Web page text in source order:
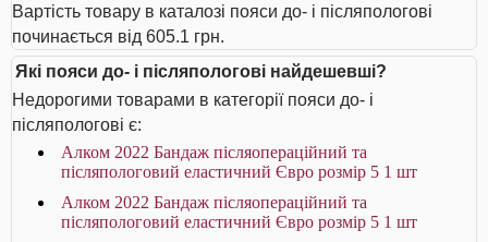
Вартість товару в каталозі пояси до- і післяпологові
починається від 605.1 грн.
Які пояси до- і післяпологові найдешевші?
Недорогими товарами в категорії пояси до- і
післяпологові є:
Алком 2022 Бандаж післяопераційний та
післяпологовий еластичний Євро розмір 5 1 шт
Алком 2022 Бандаж післяопераційний та
післяпологовий еластичний Євро розмір 5 1 шт